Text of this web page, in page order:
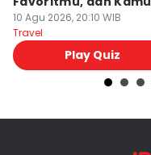
akan Liburan ke Sini!
10 Agu 2026, 20:10 WIB
Travel
Play Quiz